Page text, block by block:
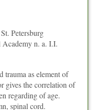
Petersburg
Academy n. a. I.I.
trauma as element of
gives the correlation of
regarding of age.
spinal cord.